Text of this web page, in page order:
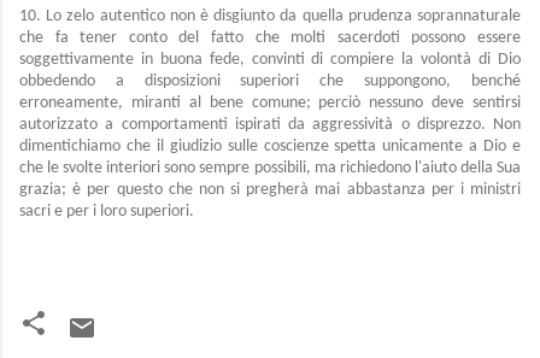
10. Lo zelo autentico non è disgiunto da quella prudenza soprannaturale
che fa tener conto del fatto che molti sacerdoti possono essere
soggettivamente in buona fede, convinti di compiere la volontà di Dio
obbedendo a disposizioni superiori che suppongono, benché
erroneamente, miranti al bene comune; perciò nessuno deve sentirsi
autorizzato a comportamenti ispirati da aggressività o disprezzo. Non
dimentichiamo che il giudizio sulle coscienze spetta unicamente a Dio e
che le svolte interiori sono sempre possibili, ma richiedono l'aiuto della Sua
grazia; è per questo che non si pregherà mai abbastanza per i ministri
sacri e per i loro superiori.